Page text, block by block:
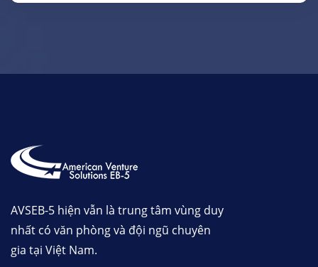
AVSEB-5 hiện vẫn là trung tâm vùng duy
nhất có văn phòng và đội ngũ chuyên
gia tại Việt Nam.